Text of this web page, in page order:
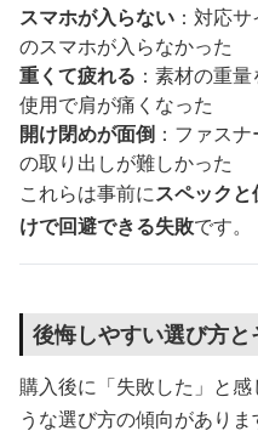
スマホが入らない ：対応
のスマホが入らなかった
重くて疲れる ：素材の重
使用で肩が痛くなった
開け閉めが面倒 ：ファス
の取り出しが難しかった
これらは事前にスペック
けで回避できる失敗です。
後悔しやすい選び方と
購入後に「失敗した」と
うな選び方の傾向がありま